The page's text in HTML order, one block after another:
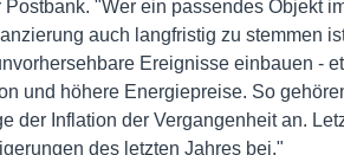
"Wer ein passendes Objekt
auch langfristig zu stemmen
Ereignisse einbauen -
und höhere Energiepreise. So
der Inflation der Vergangenheit an.
des letzten Jahres bei."